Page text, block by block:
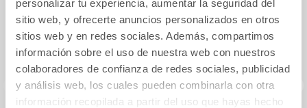
personalizar tu experiencia, aumentar la seguridad del
sitio web, y ofrecerte anuncios personalizados en otros
sitios web y en redes sociales. Además, compartimos
información sobre el uso de nuestra web con nuestros
colaboradores de confianza de redes sociales, publicidad
y análisis web, los cuales pueden combinarla con otra
información recopilada a partir del uso que hayas hecho